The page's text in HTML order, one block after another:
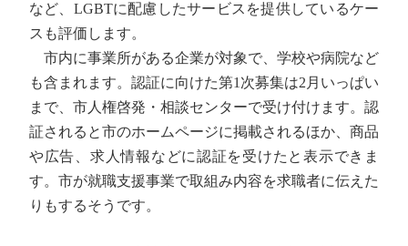
など、LGBTに配慮したサービスを提供しているケー
スも評価します。
市内に事業所がある企業が対象で、学校や病院など
も含まれます。認証に向けた第1次募集は2月いっぱい
まで、市人権啓発・相談センターで受け付けます。認
証されると市のホームページに掲載されるほか、商品
や広告、求人情報などに認証を受けたと表示できま
す。市が就職支援事業で取組み内容を求職者に伝えた
りもするそうです。